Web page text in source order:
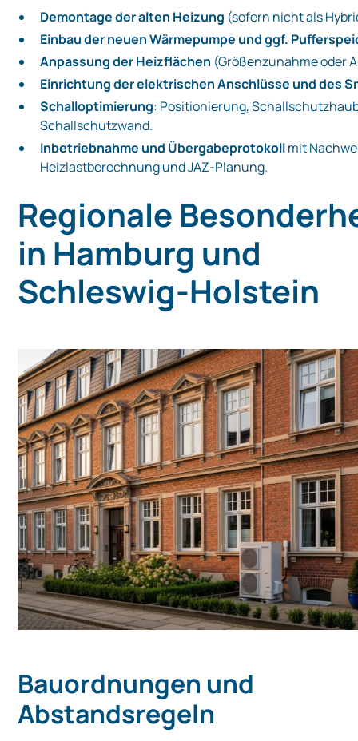
Demontage der alten Heizung (sofern nicht als
Einbau der neuen Wärmepumpe und ggf.
Anpassung der Heizflächen (Größenzunahme oder
Einrichtung der elektrischen Anschlüsse und des
Schalloptimierung: Positionierung,
Schallschutzwand.
Inbetriebnahme und Übergabeprotokollmit
Heizlastberechnung und JAZ‑Planung.
Regionale
in Hamburg und
Schleswig‑Holstein
Bauordnungen und
Abstandsregeln